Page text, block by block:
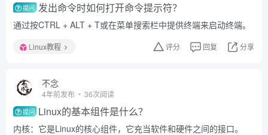
提问 发出命令时如何打开命令提示符？
通过按CTRL + ALT + T或在菜单搜索栏中提供终端来启动终端。
Linux教程 评分 回复 分享
不念
4年前发布 36次阅读
提问 Linux的基本组件是什么？
内核：它是Linux的核心组件，它充当软件和硬件之间的接口。